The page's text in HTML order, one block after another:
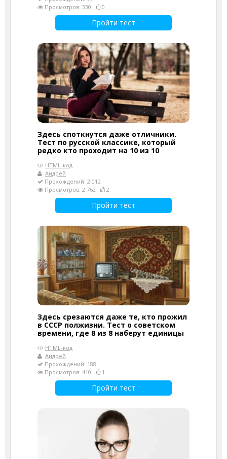
Просмотров: 330
0
Пройти тест
Здесь споткнутся даже отличники.
Тест по русской классике, который
редко кто проходит на 10 из 10
HTML-код
Андрей
Прохождений: 2 012
Просмотров: 2 762
2
Пройти тест
Здесь срезаются даже те, кто прожил
в СССР полжизни. Тест о советском
времени, где 8 из 8 наберут единицы
HTML-код
Андрей
Прохождений: 188
Просмотров: 410
1
Пройти тест